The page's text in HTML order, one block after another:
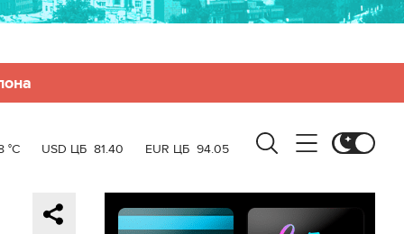
°C USD ЦБ 81.40 EUR ЦБ 94.05